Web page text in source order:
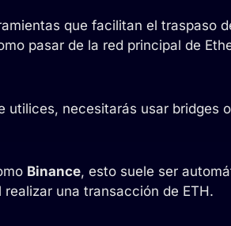
que facilitan el traspaso
pasar de la red principal de
utilices, necesitarás usar bridges
Binance, esto suele ser
una transacción de ETH.